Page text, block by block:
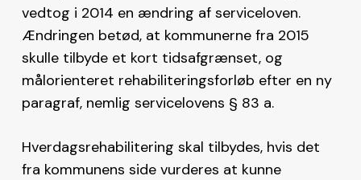
vedtog i 2014 en ændring af serviceloven.
Ændringen betød, at kommunerne fra 2015
skulle tilbyde et kort tidsafgrænset, og
målorienteret rehabiliteringsforløb efter en ny
paragraf, nemlig servicelovens § 83 a.
Hverdagsrehabilitering skal tilbydes, hvis det
fra kommunens side vurderes at kunne